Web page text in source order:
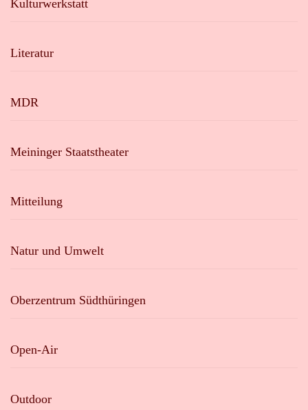
Kulturwerkstatt
Literatur
MDR
Meininger Staatstheater
Mitteilung
Natur und Umwelt
Oberzentrum Südthüringen
Open-Air
Outdoor